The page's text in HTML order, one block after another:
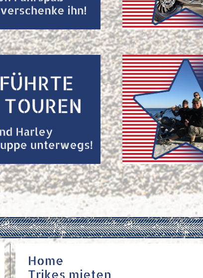
Home
Trikes mieten